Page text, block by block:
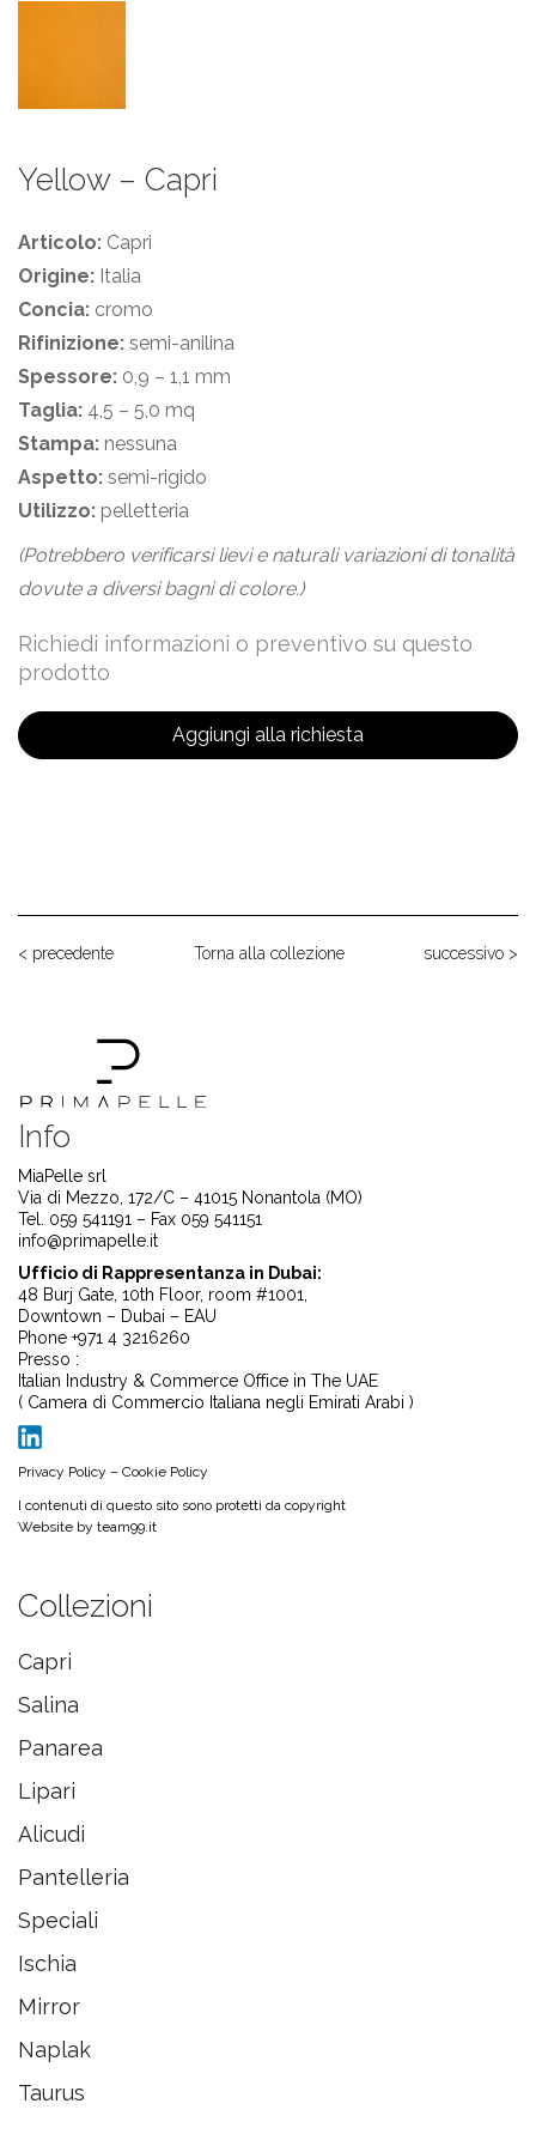
Yellow – Capri
Articolo: Capri
Origine: Italia
Concia: cromo
Rifinizione: semi-anilina
Spessore: 0,9 – 1,1 mm
Taglia: 4,5 – 5,0 mq
Stampa: nessuna
Aspetto: semi-rigido
Utilizzo: pelletteria
(Potrebbero verificarsi lievi e naturali variazioni di tonalità
dovute a diversi bagni di colore.)
Richiedi informazioni o preventivo su questo
prodotto
Aggiungi alla richiesta
< precedente Torna alla collezione successivo >
Info
MiaPelle srl
Via di Mezzo, 172/C – 41015 Nonantola (MO)
Tel. 059 541191 – Fax 059 541151
info@primapelle.it
Ufficio di Rappresentanza in Dubai:
48 Burj Gate, 10th Floor, room #1001,
Downtown – Dubai – EAU
Phone +971 4 3216260
Presso :
Italian Industry & Commerce Office in The UAE
( Camera di Commercio Italiana negli Emirati Arabi )
Privacy Policy – Cookie Policy
I contenuti di questo sito sono protetti da copyright
Website by team99.it
Collezioni
Capri
Salina
Panarea
Lipari
Alicudi
Pantelleria
Speciali
Ischia
Mirror
Naplak
Taurus